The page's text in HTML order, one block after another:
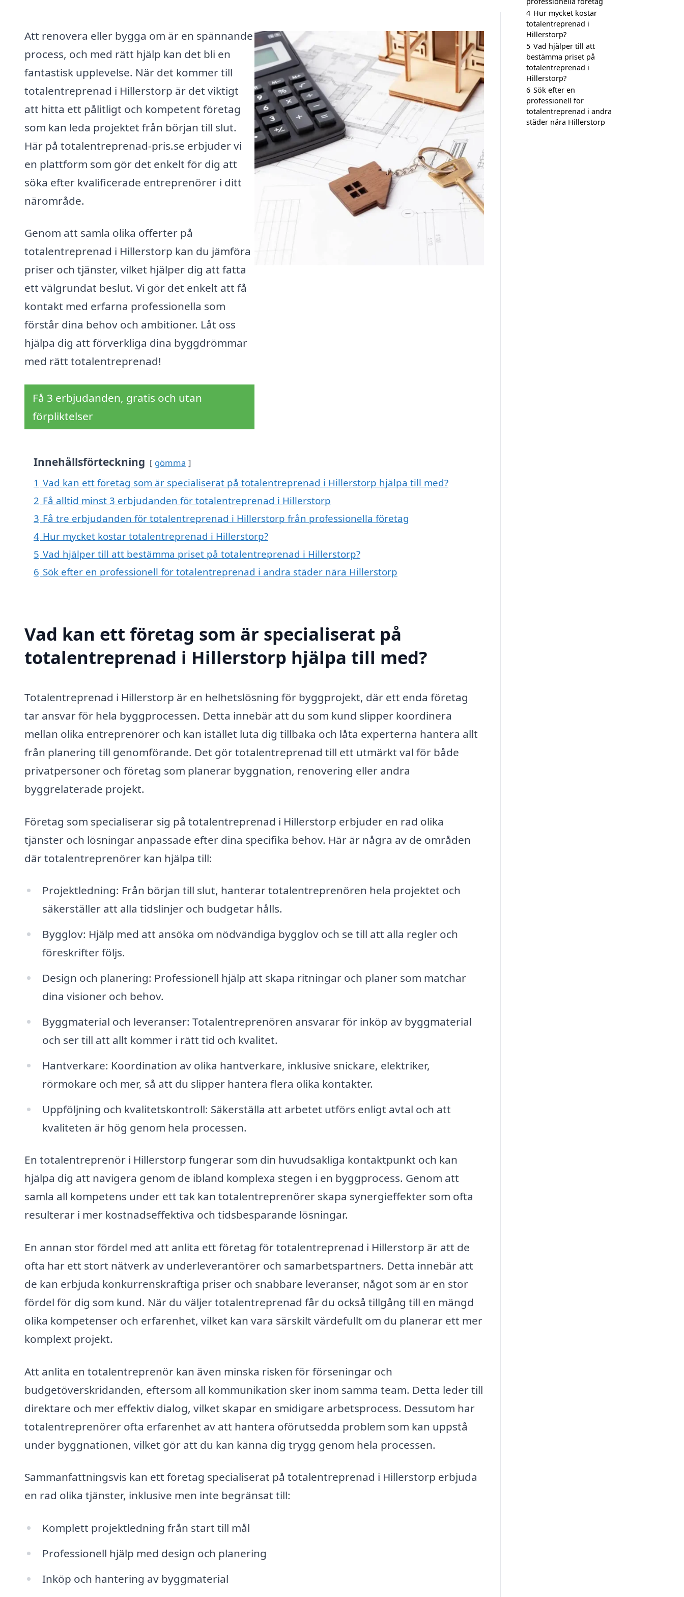
Att renovera eller bygga om är en spännande
process, och med rätt hjälp kan det bli en
fantastisk upplevelse. När det kommer till
totalentreprenad i Hillerstorp är det viktigt
att hitta ett pålitligt och kompetent företag
som kan leda projektet från början till slut.
Här på totalentreprenad-pris.se erbjuder vi
en plattform som gör det enkelt för dig att
söka efter kvalificerade entreprenörer i ditt
närområde.
Genom att samla olika offerter på
totalentreprenad i Hillerstorp kan du jämföra
priser och tjänster, vilket hjälper dig att fatta
ett välgrundat beslut. Vi gör det enkelt att få
kontakt med erfarna professionella som
förstår dina behov och ambitioner. Låt oss
hjälpa dig att förverkliga dina byggdrömmar
med rätt totalentreprenad!
Få 3 erbjudanden, gratis och utan
förpliktelser
Innehållsförteckning gömma
1 Vad kan ett företag som är specialiserat på totalentreprenad i Hillerstorp hjälpa till med?
2 Få alltid minst 3 erbjudanden för totalentreprenad i Hillerstorp
3 Få tre erbjudanden för totalentreprenad i Hillerstorp från professionella företag
4 Hur mycket kostar totalentreprenad i Hillerstorp?
5 Vad hjälper till att bestämma priset på totalentreprenad i Hillerstorp?
6 Sök efter en professionell för totalentreprenad i andra städer nära Hillerstorp
Vad kan ett företag som är specialiserat på
totalentreprenad i Hillerstorp hjälpa till med?
Totalentreprenad i Hillerstorp är en helhetslösning för byggprojekt, där ett enda företag
tar ansvar för hela byggprocessen. Detta innebär att du som kund slipper koordinera
mellan olika entreprenörer och kan istället luta dig tillbaka och låta experterna hantera allt
från planering till genomförande. Det gör totalentreprenad till ett utmärkt val för både
privatpersoner och företag som planerar byggnation, renovering eller andra
byggrelaterade projekt.
Företag som specialiserar sig på totalentreprenad i Hillerstorp erbjuder en rad olika
tjänster och lösningar anpassade efter dina specifika behov. Här är några av de områden
där totalentreprenörer kan hjälpa till:
Projektledning: Från början till slut, hanterar totalentreprenören hela projektet och
säkerställer att alla tidslinjer och budgetar hålls.
Bygglov: Hjälp med att ansöka om nödvändiga bygglov och se till att alla regler och
föreskrifter följs.
Design och planering: Professionell hjälp att skapa ritningar och planer som matchar
dina visioner och behov.
Byggmaterial och leveranser: Totalentreprenören ansvarar för inköp av byggmaterial
och ser till att allt kommer i rätt tid och kvalitet.
Hantverkare: Koordination av olika hantverkare, inklusive snickare, elektriker,
rörmokare och mer, så att du slipper hantera flera olika kontakter.
Uppföljning och kvalitetskontroll: Säkerställa att arbetet utförs enligt avtal och att
kvaliteten är hög genom hela processen.
En totalentreprenör i Hillerstorp fungerar som din huvudsakliga kontaktpunkt och kan
hjälpa dig att navigera genom de ibland komplexa stegen i en byggprocess. Genom att
samla all kompetens under ett tak kan totalentreprenörer skapa synergieffekter som ofta
resulterar i mer kostnadseffektiva och tidsbesparande lösningar.
En annan stor fördel med att anlita ett företag för totalentreprenad i Hillerstorp är att de
ofta har ett stort nätverk av underleverantörer och samarbetspartners. Detta innebär att
de kan erbjuda konkurrenskraftiga priser och snabbare leveranser, något som är en stor
fördel för dig som kund. När du väljer totalentreprenad får du också tillgång till en mängd
olika kompetenser och erfarenhet, vilket kan vara särskilt värdefullt om du planerar ett mer
komplext projekt.
Att anlita en totalentreprenör kan även minska risken för förseningar och
budgetöverskridanden, eftersom all kommunikation sker inom samma team. Detta leder till
direktare och mer effektiv dialog, vilket skapar en smidigare arbetsprocess. Dessutom har
totalentreprenörer ofta erfarenhet av att hantera oförutsedda problem som kan uppstå
under byggnationen, vilket gör att du kan känna dig trygg genom hela processen.
Sammanfattningsvis kan ett företag specialiserat på totalentreprenad i Hillerstorp erbjuda
en rad olika tjänster, inklusive men inte begränsat till:
Komplett projektledning från start till mål
Professionell hjälp med design och planering
Inköp och hantering av byggmaterial
4 Hur mycket kostar
totalentreprenad i
Hillerstorp?
5 Vad hjälper till att
bestämma priset på
totalentreprenad i
Hillerstorp?
6 Sök efter en
professionell för
totalentreprenad i andra
städer nära Hillerstorp